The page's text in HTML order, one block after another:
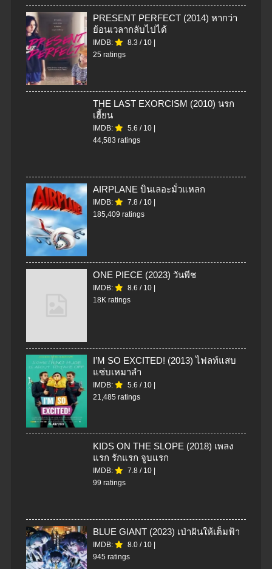
PRESENT PERFECT (2014) หากว่า
ย้อนเวลากลับไปได้
IMDB: 8.3 / 10 |
25 ratings
THE LAST EXORCISM (2010) นรก
เฮี้ยน
IMDB: 5.6 / 10 |
44,583 ratings
AIRPLANE บินเลอะมั่วแหลก
IMDB: 7.8 / 10 |
185,409 ratings
ONE PIECE (2023) วันพีช
IMDB: 8.6 / 10 |
18K ratings
I’M SO EXCITED! (2013) ไฟลท์แสบ
แซ่บเหมาลำ
IMDB: 5.6 / 10 |
21,485 ratings
KIDS ON THE SLOPE (2018) เพลง
แรก รักแรก จูบแรก
IMDB: 7.8 / 10 |
99 ratings
BLUE GIANT (2023) เป่าฝันให้เต็มฟ้า
IMDB: 8.0 / 10 |
945 ratings